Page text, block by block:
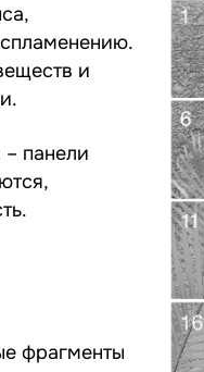
и
панели
фрагменты